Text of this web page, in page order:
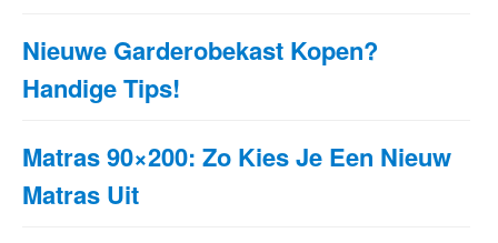
Nieuwe Garderobekast Kopen?
Handige Tips!
Matras 90×200: Zo Kies Je Een Nieuw
Matras Uit